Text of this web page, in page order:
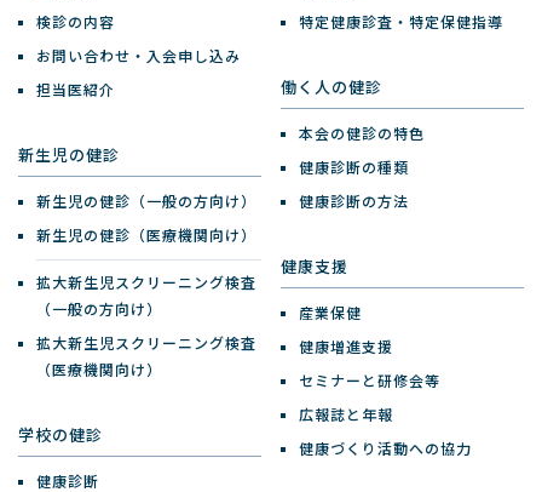
検診の内容
お問い合わせ・入会申し込み
担当医紹介
新生児の健診
新生児の健診（一般の方向け）
新生児の健診（医療機関向け）
拡大新生児スクリーニング検査
（一般の方向け）
拡大新生児スクリーニング検査
（医療機関向け）
学校の健診
健康診断
特定健康診査・特定保健指導
働く人の健診
本会の健診の特色
健康診断の種類
健康診断の方法
健康支援
産業保健
健康増進支援
セミナーと研修会等
広報誌と年報
健康づくり活動への協力